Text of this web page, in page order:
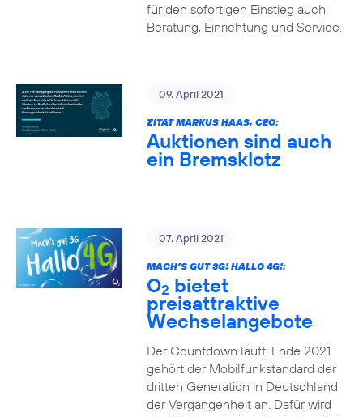
für den sofortigen Einstieg auch
Beratung, Einrichtung und Service.
09. April 2021
ZITAT MARKUS HAAS, CEO:
Auktionen sind auch
ein Bremsklotz
07. April 2021
MACH’S GUT 3G! HALLO 4G!:
O2 bietet
preisattraktive
Wechselangebote
Der Countdown läuft: Ende 2021
gehört der Mobilfunkstandard der
dritten Generation in Deutschland
der Vergangenheit an. Dafür wird